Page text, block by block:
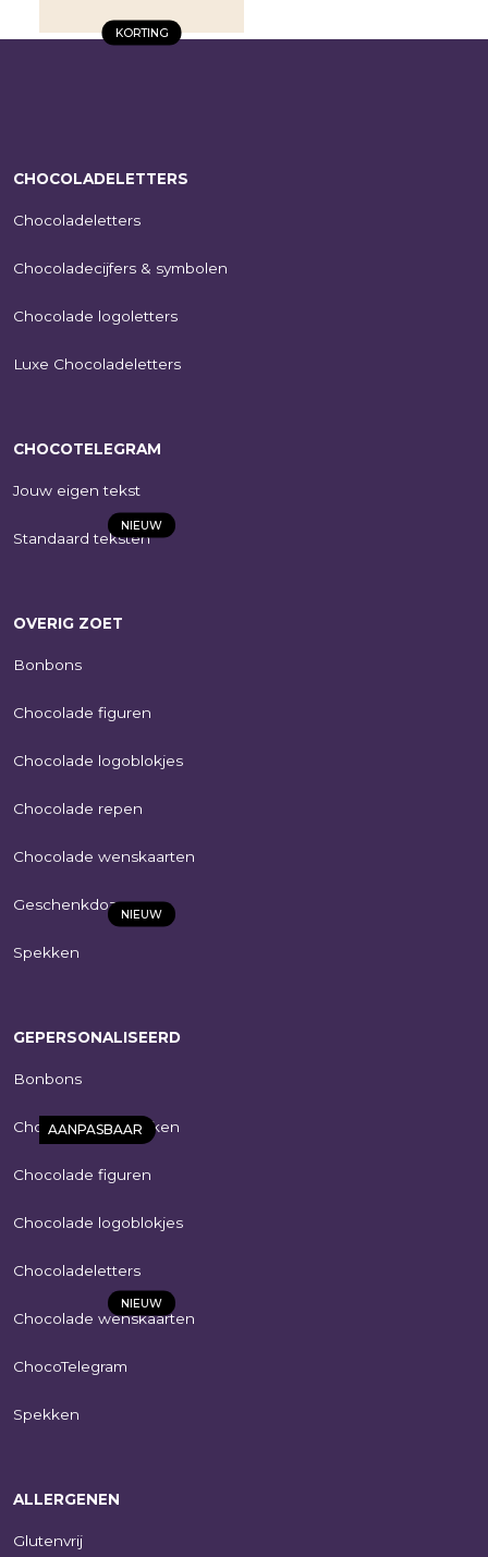
KORTING
notenmix/karamel
| 230g
€10,95
NIEUW
NIEUW
SHOP NU
AANPASBAAR
NIEUW
dubbelzijdig –
CHOCOLADELETTERS
Chocoladeletters
Chocoladecijfers & symbolen
Chocolade logoletters
Luxe Chocoladeletters
CHOCOTELEGRAM
Jouw eigen tekst
Standaard teksten
OVERIG ZOET
Bonbons
Chocolade figuren
Chocolade logoblokjes
Chocolade repen
Chocolade wenskaarten
Geschenkdozen
Spekken
GEPERSONALISEERD
Bonbons
Chocolade bedrukken
Chocolade figuren
Chocolade logoblokjes
Chocoladeletters
Chocolade wenskaarten
ChocoTelegram
Spekken
ALLERGENEN
Glutenvrij